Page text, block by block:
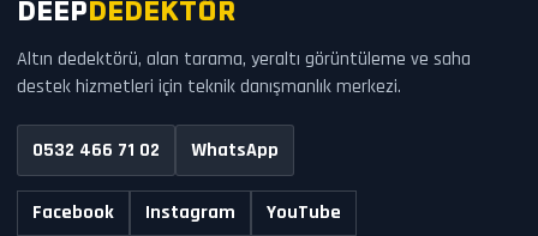
DEEP DEDEKTÖR
Altın dedektörü, alan tarama, yeraltı görüntüleme ve saha
destek hizmetleri için teknik danışmanlık merkezi.
0532 466 71 02 WhatsApp
Facebook Instagram YouTube